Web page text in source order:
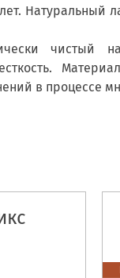
Натуральный
чистый
в процессе